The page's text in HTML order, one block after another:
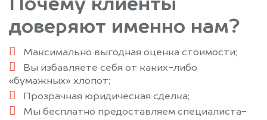
Черноголовка
Черусти
Чехов
Шарапово
Шаховская
Шереметьевский
Щелково
Электрогорск
Электросталь
Электроугли
Юбилейный
Почему клиенты
доверяют именно нам?
Максимально выгодная оценка стоимости;
Вы избавляете себя от каких-либо
«бумажных» хлопот;
Прозрачная юридическая сделка;
Мы бесплатно предоставляем специалиста-